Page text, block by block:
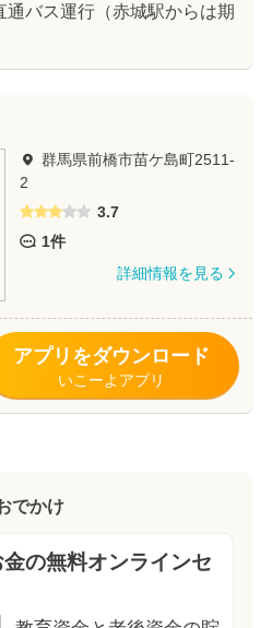
バス運行（赤城駅からは期
群馬県前橋市苗ケ島町2511-
2
3.7
1件
詳細情報を見る
アプリをダウンロード
いこーよアプリ
でかけ
の無料オンラインセ